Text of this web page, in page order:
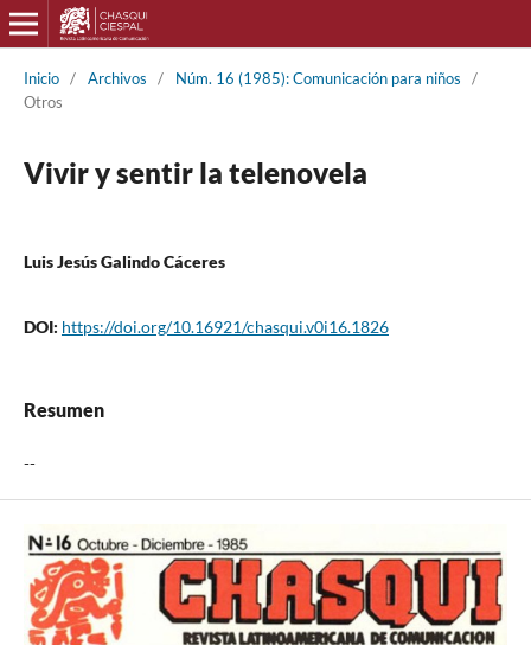
Inicio / Archivos / Núm. 16 (1985): Comunicación para niños
/
Otros
Vivir y sentir la telenovela
Luis Jesús Galindo Cáceres
DOI: https://doi.org/10.16921/chasqui.v0i16.1826
Resumen
--